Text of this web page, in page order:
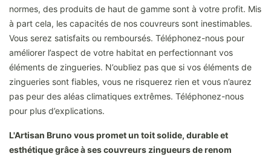
normes, des produits de haut de gamme sont à votre profit. Mis
à part cela, les capacités de nos couvreurs sont inestimables.
Vous serez satisfaits ou remboursés. Téléphonez-nous pour
améliorer l’aspect de votre habitat en perfectionnant vos
éléments de zingueries. N’oubliez pas que si vos éléments de
zingueries sont fiables, vous ne risquerez rien et vous n’aurez
pas peur des aléas climatiques extrêmes. Téléphonez-nous
pour plus d’explications.
L'Artisan Bruno vous promet un toit solide, durable et
esthétique grâce à ses couvreurs zingueurs de renom